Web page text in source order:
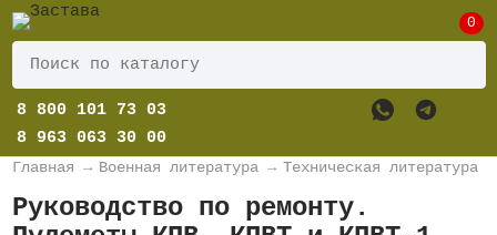
0
8 800 101 73 03
8 963 063 30 00
Главная → Военная литература → Техническая литература
Руководство по ремонту.